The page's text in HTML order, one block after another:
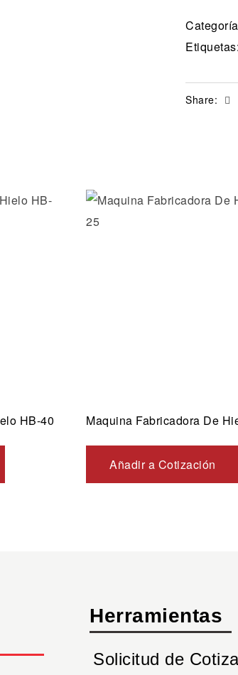
Etiquetas:
Share:
Añadir a la lista de deseos
HB-40 Maquina Fabricadora De
Añadir a Cotización
Herramientas
Solicitud de